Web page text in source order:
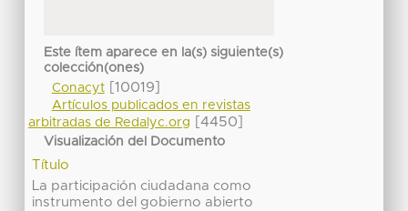
Este ítem aparece en la(s) siguiente(s)
colección(ones)
Conacyt[10019]
Artículos publicados en revistas
arbitradas de Redalyc.org
[4450]
Visualización del Documento
Título
La participación ciudadana como
instrumento del gobierno abierto